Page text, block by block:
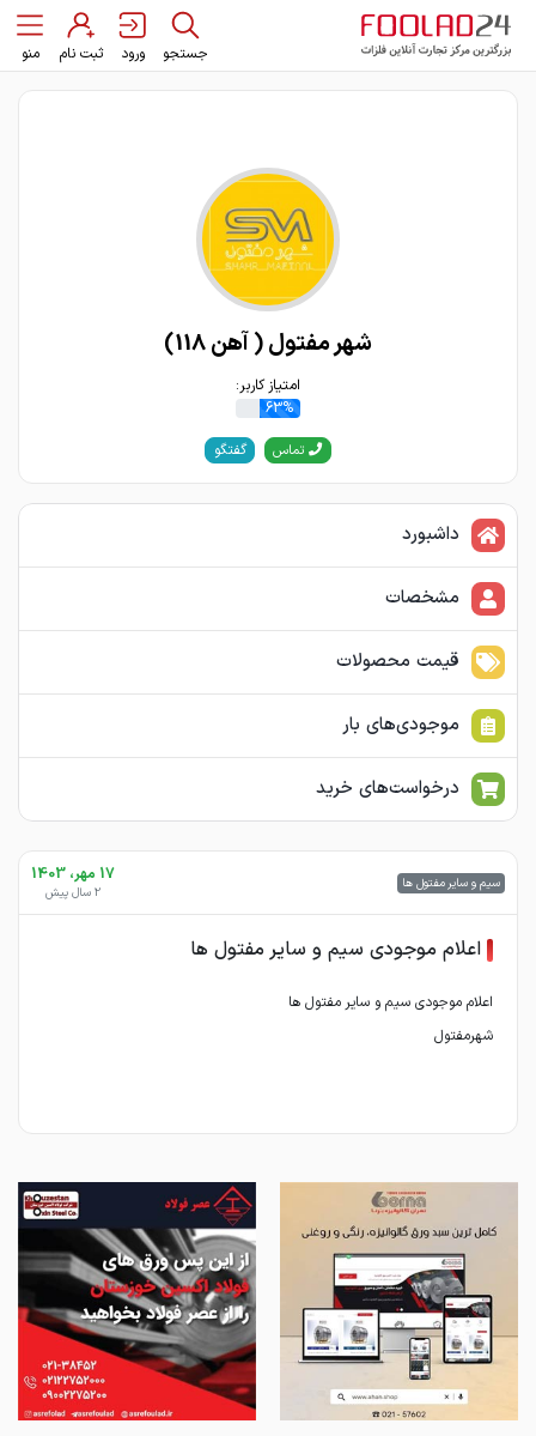
جستجو ورود ثبت نام منو
شهر مفتول ( آهن 118)
امتیاز کاربر:
63%
تماس گفتگو
داشبورد
مشخصات
قیمت محصولات
موجودی‌های بار
درخواست‌های خرید
سیم و سایر مفتول ها 17 مهر، 1403
2 سال پیش
اعلام موجودی سیم و سایر مفتول ها
شهرمفتول